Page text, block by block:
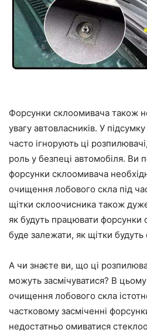
Форсунки склоомивача також
увагу автовласників. У
часто ігнорують ці
роль у безпеці автомобіля. Ви
форсунки склоомивача
очищення лобового скла під
щітки склоочисника також
як будуть працювати форсунки
буде залежати, як щітки
А чи знаєте ви, що ці
можуть засмічуватися? В цьому
очищення лобового скла
частковому засміченні
недостатньо омиватися